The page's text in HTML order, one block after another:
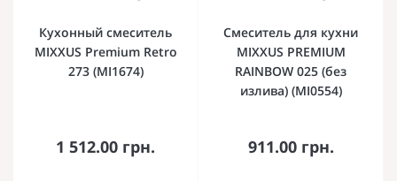
Кухонный смеситель
MIXXUS Premium Retro
273 (MI1674)
1 512.00 грн.
Смеситель для кухни
MIXXUS PREMIUM
RAINBOW 025 (без
излива) (MI0554)
911.00 грн.